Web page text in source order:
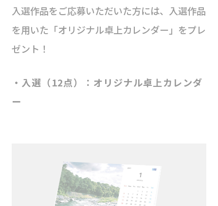
入選作品をご応募いただいた方には、入選作品
を用いた「オリジナル卓上カレンダー」をプレ
ゼント！
・入選（12点）：オリジナル卓上カレンダ
ー